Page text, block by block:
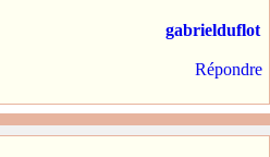
gabrielduflot
Répondre